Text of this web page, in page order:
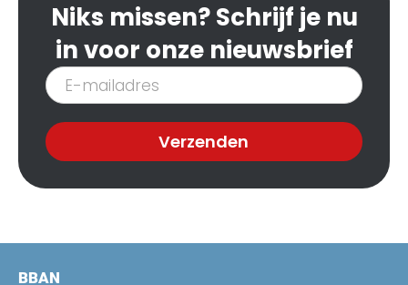
Niks missen? Schrijf je nu
in voor onze nieuwsbrief
Inschrijven
nieuwsbrief
Verzenden
BBAN